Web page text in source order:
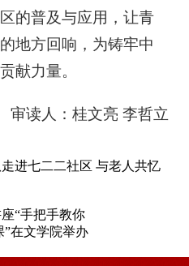
的普及与应用，让青
地方回响，为铸牢中
献力量。
审读人：桂文亮 李哲立
进七二二社区 与老人共忆
“手把手教你
”在文学院举办